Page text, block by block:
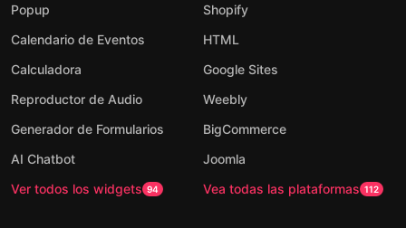
Popup
Calendario de Eventos
Calculadora
Reproductor de Audio
Generador de Formularios
AI Chatbot
Ver todos los widgets 94
Shopify
HTML
Google Sites
Weebly
BigCommerce
Joomla
Vea todas las plataformas 112